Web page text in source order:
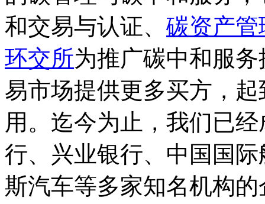
和交易与认证、 碳资产管
环交所为推广碳中和服
易市场提供更多买方，
用。迄今为止，我们已
行、兴业银行、中国国
斯汽车等多家知名机构